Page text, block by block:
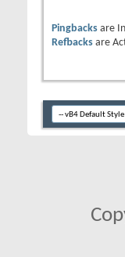
Pingbacks are
Refbacks are